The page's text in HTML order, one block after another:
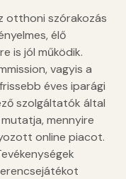
otthoni szórakozás
élő
is jól működik.
vagyis a
éves iparági
szolgáltatók által
mennyire
online piacot.